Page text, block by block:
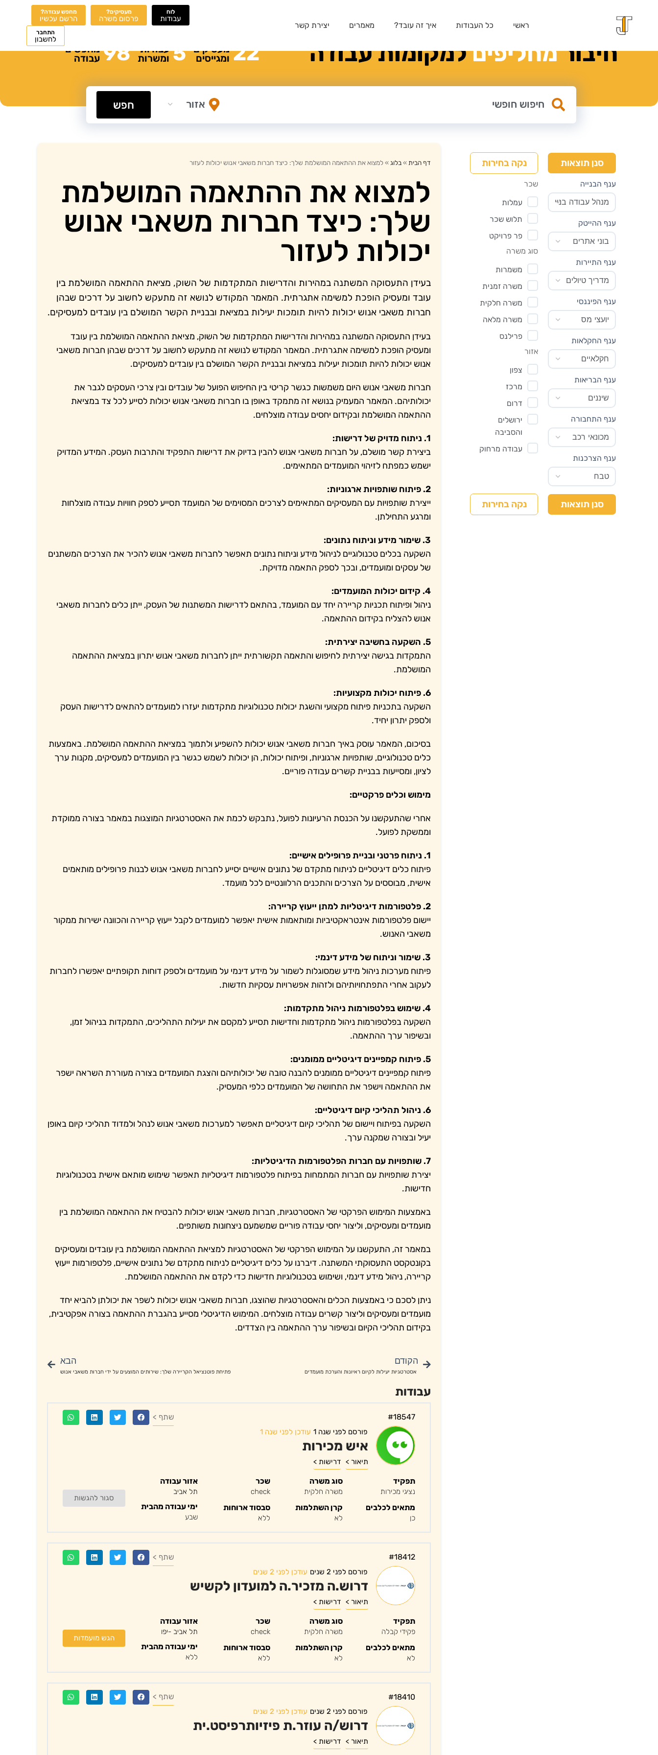
ראשי כל העבודות איך זה עובד? מאמרים יצירת קשר
לוח
עבודות
מעסיקים?
פרסום משרה
מחפש עבודה?
הרשם עכשיו
התחבר
לחשבון חיבורמחליפיםלמקומותעבודה 22 מעסיקים
ומגייסים 5 עבודות
ומשרות 98 מחפשים
עבודה
חפש
סנן תוצאות נקה בחירות
ענף הבנייה
ענף ההייטק
ענף התיירות
ענף הפיננסי
ענף החקלאות
ענף הבריאות
ענף התחבורה
ענף הצרכנות
שכר
עמלות
תלוש שכר
פר פרויקט
סוג משרה
משמרות
משרה זמנית
משרה חלקית
משרה מלאה
פרילנס
אזור
צפון
מרכז
דרום
ירושלים
והסביבה
עבודה מרחוק
סנן תוצאות נקה בחירות
דף הבית »בלוג »למצוא את ההתאמה המושלמת שלך: כיצד חברות משאבי אנוש יכולות לעזור
למצוא את ההתאמה המושלמת
שלך: כיצד חברות משאבי אנוש
יכולות לעזור
בעידן התעסוקה המשתנה במהירות והדרישות המתקדמות של השוק, מציאת ההתאמה המושלמת בין
עובד ומעסיק הופכת למשימה אתגרתית. המאמר המקודש לנושא זה מתעקש לחשוב על דרכים שבהן
חברות משאבי אנוש יכולות להיות תומכות יעילות במציאת ובבניית הקשר המושלם בין עובדים למעסיקים.
בעידן התעסוקה המשתנה במהירות והדרישות המתקדמות של השוק, מציאת ההתאמה המושלמת בין עובד
ומעסיק הופכת למשימה אתגרתית. המאמר המקודש לנושא זה מתעקש לחשוב על דרכים שבהן חברות משאבי
אנוש יכולות להיות תומכות יעילות במציאת ובבניית הקשר המושלם בין עובדים למעסיקים.
חברות משאבי אנוש היום משמשות כגשר קריטי בין החיפוש הפועל של עובדים ובין צרכי העסקים לגבר את
יכולותיהם. המאמר המעמיק בנושא זה מתמקד באופן בו חברות משאבי אנוש יכולות לסייע לכל צד במציאת
ההתאמה המושלמת ובקידום יחסים עבודה מוצלחים.
1. ניתוח מדויק של דרישות:
ביצירת קשר מושלם, על חברות משאבי אנוש להבין בדיוק את דרישות התפקיד והתרבות העסק. המידע המדויק
ישמש כמפתח לזיהוי המועמדים המתאימים.
2. פיתוח שותפויות ארגוניות:
ייצירת שותפויות עם המעסיקים המתאימים לצרכים המסוימים של המועמד תסייע לספק חוויות עבודה מוצלחות
ומרגע התחילתן.
3. שימור מידע וניתוח נתונים:
השקעה בכלים טכנולוגיים לניהול מידע וניתוח נתונים תאפשר לחברות משאבי אנוש להכיר את הצרכים המשתנים
של עסקים ומועמדים, ובכך לספק התאמה מדויקת.
4. קידום יכולות המועמדים:
ניהול ופיתוח תכניות קריירה יחד עם המועמד, בהתאם לדרישות המשתנות של העסק, ייתן כלים לחברות משאבי
אנוש להצליח בקידום ההתאמה.
5. השקעה בחשיבה יצירתית:
התמקדות בגישה יצירתית לחיפוש והתאמה תקשורתית ייתן לחברות משאבי אנוש יתרון במציאת ההתאמה
המושלמת.
6. פיתוח יכולות מקצועיות:
השקעה בתכניות פיתוח מקצועי והשגת יכולות טכנולוגיות מתקדמות יעזרו למועמדים להתאים לדרישות העסק
ולספק יתרון יחיד.
בסיכום, המאמר עוסק באיך חברות משאבי אנוש יכולות להשפיע ולתמוך במציאת ההתאמה המושלמת. באמצעות
כלים טכנולוגיים, שותפויות ארגוניות, ופיתוח יכולות, הן יכולות לשמש כגשר בין המועמדים למעסיקים, מקנות ערך
לציון, ומסייעות בבניית קשרים עבודה פוריים.
מימוש וכלים פרקטיים:
אחרי שהתעקשנו על הכנסת הרעיונות לפועל, נתבקש לכמת את האסטרטגיות המוצגות במאמר בצורה ממוקדת
וממשקת לפועל.
1. ניתוח פרטני ובניית פרופילים אישיים:
פיתוח כלים דיגיטליים לניתוח מתקדם של נתונים אישיים יסייע לחברות משאבי אנוש לבנות פרופילים מותאמים
אישית, מבוססים על הצרכים והתכנים הרלוונטיים לכל מועמד.
2. פלטפורמות דיגיטליות למתן ייעוץ קריירה:
יישום פלטפורמות אינטראקטיביות ומותאמות אישית יאפשר למועמדים לקבל ייעוץ קריירה והכוונה ישירות ממקור
משאבי האנוש.
3. שימור וניתוח של מידע דינמי:
פיתוח מערכות ניהול מידע שמסוגלות לשמור על מידע דינמי על מועמדים ולספק דוחות תקופתיים יאפשרו לחברות
לעקוב אחרי התפתחויותיהם ולזהות אפשרויות עסקיות חדשות.
4. שימוש בפלטפורמות ניהול מתקדמות:
השקעה בפלטפורמות ניהול מתקדמות וחדישות תסייע למקסם את יעילות התהליכים, התמקדות בניהול זמן,
ובשיפור ערך ההתאמה.
5. פיתוח קמפיינים דיגיטליים ממומנים:
פיתוח קמפיינים דיגיטליים ממומנים להבנה טובה של יכולותיהם והצגת המועמדים בצורה מעוררת השראה ישפר
את ההתאמה וישפר את התחושה של המועמדים כלפי המעסיק.
6. ניהול תהליכי קיום דיגיטליים:
השקעה בפיתוח ויישום של תהליכי קיום דיגיטליים תאפשר למערכות משאבי אנוש לנהל ולמדוד תהליכי קיום באופן
יעיל ובצורה שמקנה ערך.
7. שותפויות עם חברות הפלטפורמות הדיגיטליות:
יצירת שותפויות עם חברות המתמחות בפיתוח פלטפורמות דיגיטליות תאפשר שימוש מותאם אישית בטכנולוגיות
חדישות.
באמצעות המימוש הפרקטי של האסטרטגיות, חברות משאבי אנוש יכולות להבטיח את ההתאמה המושלמת בין
מועמדים ומעסיקים, וליצור יחסי עבודה פוריים שמשמעם ניצחונות משותפים.
במאמר זה, התעקשנו על המימוש הפרקטי של האסטרטגיות למציאת ההתאמה המושלמת בין עובדים ומעסיקים
בקונטקסט התעסוקתי המשתנה. דיברנו על כלים דיגיטליים לניתוח מתקדם של נתונים אישיים, פלטפורמות ייעוץ
קריירה, ניהול מידע דינמי, ושימוש בטכנולוגיות חדישות כדי לקדם את ההתאמה המושלמת.
ניתן לסכם כי באמצעות הכלים והאסטרטגיות שהוצגו, חברות משאבי אנוש יכולות לשפר את יכולתן להביא יחד
מועמדים ומעסיקים וליצור קשרים עבודה מוצלחים. המימוש הדיגיטלי מסייע בהגברת ההתאמה בצורה אפקטיבית,
בקידום תהליכי הקיום ובשיפור ערך ההתאמה בין הצדדים.
הקודם
אסטרטגיות יעילות לקיום ראיונות והערכת מועמדים
הבא
פתיחת פוטנציאל הקריירה שלך: שירותים המוצעים על ידי חברות משאבי אנוש
עבודות
#18547 שתף >
פורסם לפני שנה 1 עודכן לפני שנה 1
איש מכירות
תיאור > דרישות >
תפקיד
נציגי מכירות
מתאים לכלבים
כן
סוג משרה
משרה חלקית
קרן השתלמות
לא
שכר
check
סבסוד ארוחות
ללא
אזור עבודה
תל אביב
ימי עבודה מהבית
שבע
סגור להגשות
#18412 שתף >
פורסם לפני 2 שנים עודכן לפני 2 שנים
דרוש.ה מזכיר.ה למועדון לקשיש
תיאור > דרישות >
תפקיד
פקידי קבלה
מתאים לכלבים
לא
סוג משרה
משרה חלקית
קרן השתלמות
לא
שכר
check
סבסוד ארוחות
ללא
אזור עבודה
תל אביב -יפו
ימי עבודה מהבית
ללא
הגש מועמדות
#18410 שתף >
פורסם לפני 2 שנים עודכן לפני 2 שנים
דרוש/ה עוזר.ת פיזיותרפיסט.ית
תיאור > דרישות >